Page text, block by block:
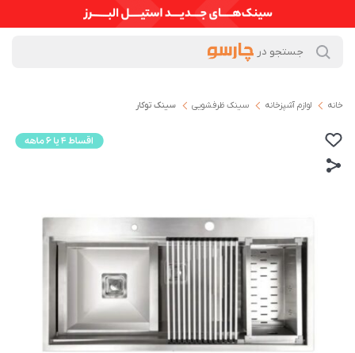
خانه لوازم آشپزخانه سینک ظرفشویی سینک توکار